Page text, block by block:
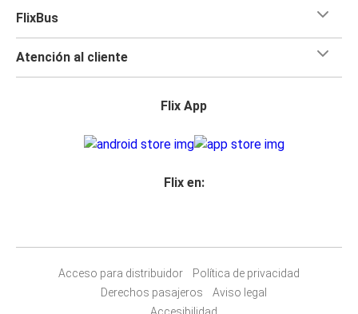
FlixBus
Atención al cliente
Flix App
Flix en:
Acceso para distribuidor
Política de privacidad
Derechos pasajeros
Aviso legal
Accesibilidad